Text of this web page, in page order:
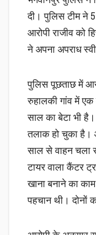
दी। पुलिस टीम ने 5
आरोपी राजीव को
ने अपना अपराध
पुलिस पूछताछ में
रुहालकी गांव में
साल का बेटा भी
तलाक हो चुका है।
साल से वाहन चला
टायर वाला कैंटर
खाना बनाने का
पहचान थी। दोनों